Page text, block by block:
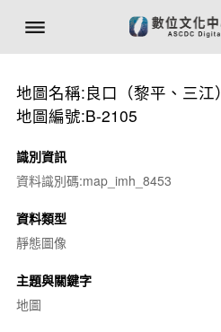
地圖名稱:良口（黎平、三江）
地圖編號:B-2105
識別資訊
資料識別碼:map_imh_8453
資料類型
靜態圖像
主題與關鍵字
地圖